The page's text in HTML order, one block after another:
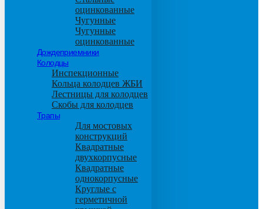
оцинкованные
Чугунные
Чугунные
оцинкованные
Дождеприемники
Колодцы
Инспекционные
Кольца колодцев ЖБИ
Лестницы для колодцев
Скобы для колодцев
Трапы
Для мостовых
конструкций
Квадратные
двухкорпусные
Квадратные
однокорпусные
Круглые с
герметичной